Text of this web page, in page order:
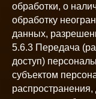
обработки, о
обработку
данных,
5.6.3 Передача
доступ)
субъектом